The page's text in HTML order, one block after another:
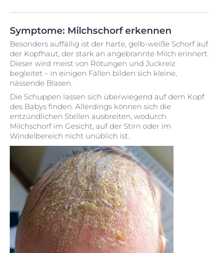
Symptome: Milchschorf erkennen
Besonders auffällig ist der harte, gelb-weiße Schorf auf
der Kopfhaut, der stark an angebrannte Milch erinnert.
Dieser wird meist von Rötungen und Juckreiz
begleitet – in einigen Fällen bilden sich kleine,
nässende Blasen.
Die Schuppen lassen sich überwiegend auf dem Kopf
des Babys finden. Allerdings können sich die
entzündlichen Stellen ausbreiten, wodurch
Milchschorf im Gesicht, auf der Stirn oder im
Windelbereich nicht unüblich ist.